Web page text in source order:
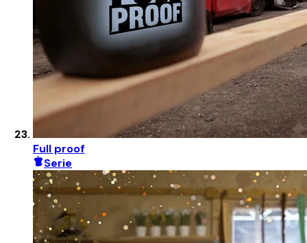
Full proof
Serie